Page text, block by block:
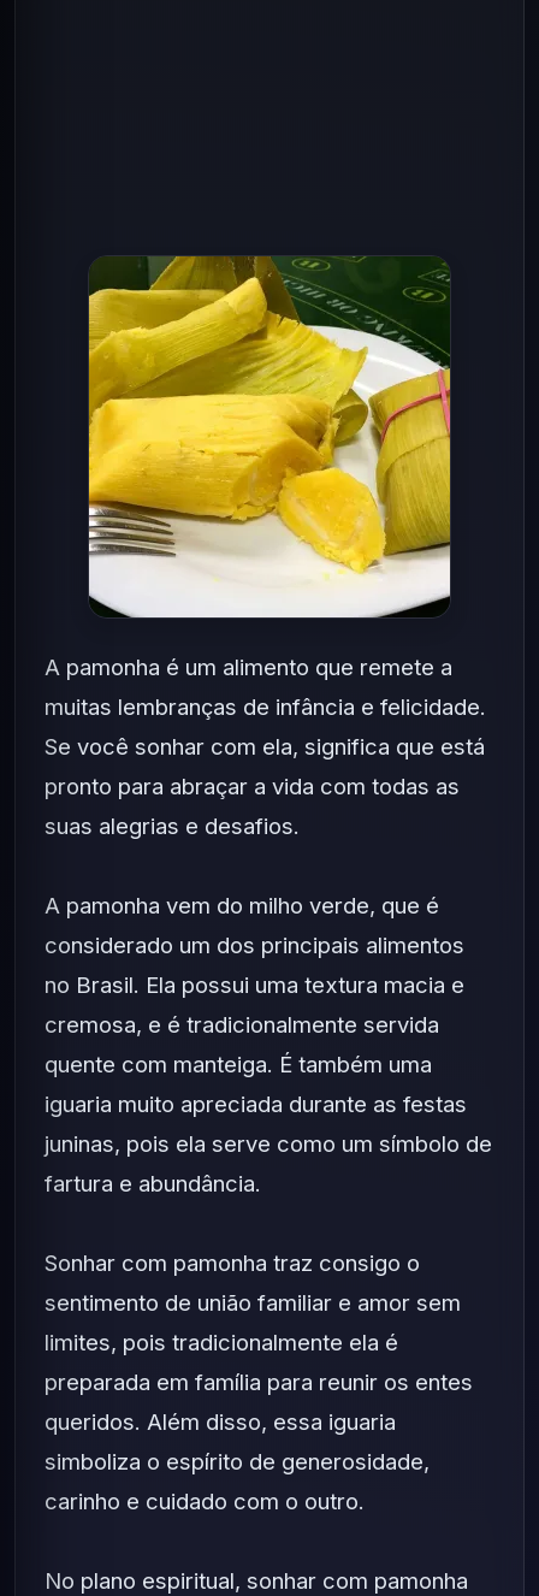
A pamonha é um alimento que remete a
muitas lembranças de infância e felicidade.
Se você sonhar com ela, significa que está
pronto para abraçar a vida com todas as
suas alegrias e desafios.
A pamonha vem do milho verde, que é
considerado um dos principais alimentos
no Brasil. Ela possui uma textura macia e
cremosa, e é tradicionalmente servida
quente com manteiga. É também uma
iguaria muito apreciada durante as festas
juninas, pois ela serve como um símbolo de
fartura e abundância.
Sonhar com pamonha traz consigo o
sentimento de união familiar e amor sem
limites, pois tradicionalmente ela é
preparada em família para reunir os entes
queridos. Além disso, essa iguaria
simboliza o espírito de generosidade,
carinho e cuidado com o outro.
No plano espiritual, sonhar com pamonha